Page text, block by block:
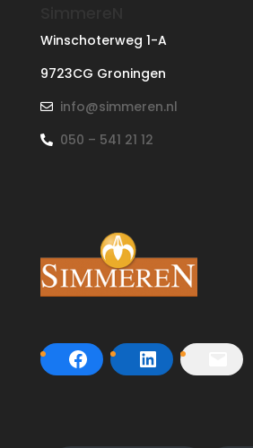
Winschoterweg 1-A
9723CG Groningen
info@simmeren.nl
050 – 541 21 12